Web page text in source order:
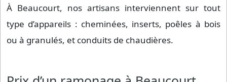
À Beaucourt, nos artisans interviennent sur tout
type d’appareils : cheminées, inserts, poêles à bois
ou à granulés, et conduits de chaudières.